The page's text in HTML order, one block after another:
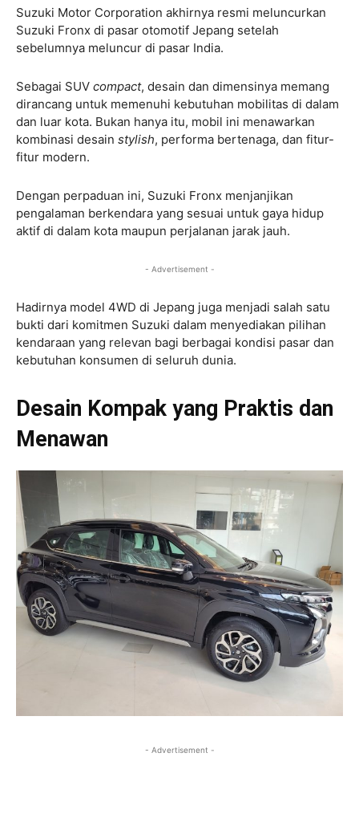
Suzuki Motor Corporation akhirnya resmi meluncurkan
Suzuki Fronx di pasar otomotif Jepang setelah
sebelumnya meluncur di pasar India.
Sebagai SUV compact, desain dan dimensinya memang
dirancang untuk memenuhi kebutuhan mobilitas di dalam
dan luar kota. Bukan hanya itu, mobil ini menawarkan
kombinasi desain stylish, performa bertenaga, dan fitur-
fitur modern.
Dengan perpaduan ini, Suzuki Fronx menjanjikan
pengalaman berkendara yang sesuai untuk gaya hidup
aktif di dalam kota maupun perjalanan jarak jauh.
- Advertisement -
Hadirnya model 4WD di Jepang juga menjadi salah satu
bukti dari komitmen Suzuki dalam menyediakan pilihan
kendaraan yang relevan bagi berbagai kondisi pasar dan
kebutuhan konsumen di seluruh dunia.
Desain Kompak yang Praktis dan
Menawan
- Advertisement -